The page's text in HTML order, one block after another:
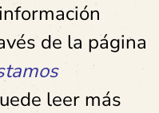
de la página
leer más